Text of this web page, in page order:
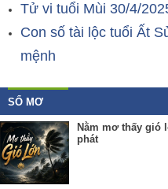
Tử vi tuổi Mùi 30/4/
Con số tài lộc tuổi Ất
mệnh
SỔ MƠ
Nằm mơ thấy gió
phát